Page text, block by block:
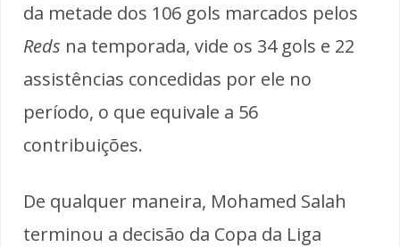
da metade dos 106 gols marcados pelos
Reds na temporada, vide os 34 gols e 22
assistências concedidas por ele no
período, o que equivale a 56
contribuições.
De qualquer maneira, Mohamed Salah
terminou a decisão da Copa da Liga